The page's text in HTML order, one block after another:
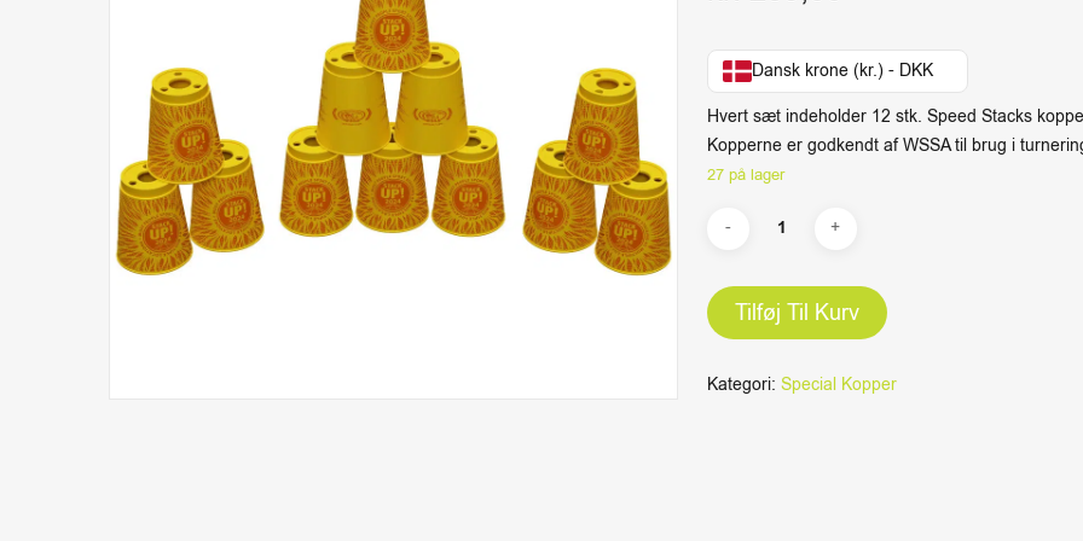
Dansk krone (kr.) - DKK
Hvert sæt indeholder 12 stk. Speed Stacks
Kopperne er godkendt af WSSA til brug i
27 på lager
Tilføj Til Kurv
Kategori: Special Kopper